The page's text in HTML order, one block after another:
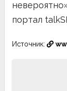
портал
Источник: